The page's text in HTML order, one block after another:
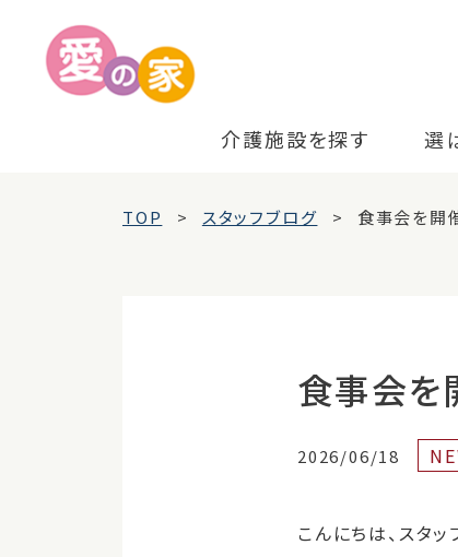
介護施設を探す 選
TOP スタッフブログ 食事会を開
食事会を
2026/06/18
こんにちは、スタッ